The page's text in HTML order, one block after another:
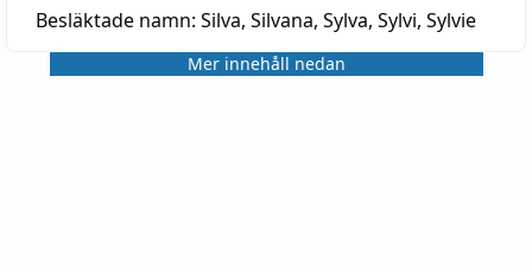
Besläktade namn: Silva, Silvana, Sylva, Sylvi, Sylvie
Mer innehåll nedan